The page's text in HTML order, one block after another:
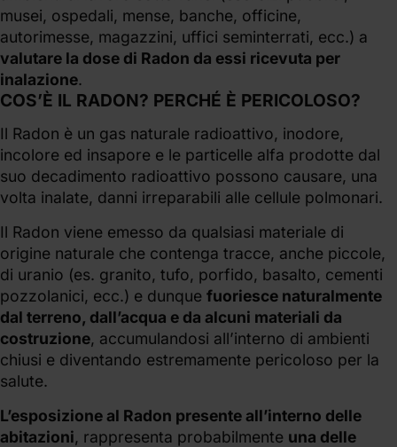
musei, ospedali, mense, banche, officine,
autorimesse, magazzini, uffici seminterrati, ecc.) a
valutare la dose di Radon da essi ricevuta per
inalazione.
COS’È IL RADON? PERCHÉ È PERICOLOSO?
Il Radon è un gas naturale radioattivo, inodore,
incolore ed insapore e le particelle alfa prodotte dal
suo decadimento radioattivo possono causare, una
volta inalate, danni irreparabili alle cellule polmonari.
Il Radon viene emesso da qualsiasi materiale di
origine naturale che contenga tracce, anche piccole,
di uranio (es. granito, tufo, porfido, basalto, cementi
pozzolanici, ecc.) e dunque fuoriesce naturalmente
dal terreno, dall’acqua e da alcuni materiali da
costruzione, accumulandosi all’interno di ambienti
chiusi e diventando estremamente pericoloso per la
salute.
L’esposizione al Radon presente all’interno delle
abitazioni, rappresenta probabilmente una delle